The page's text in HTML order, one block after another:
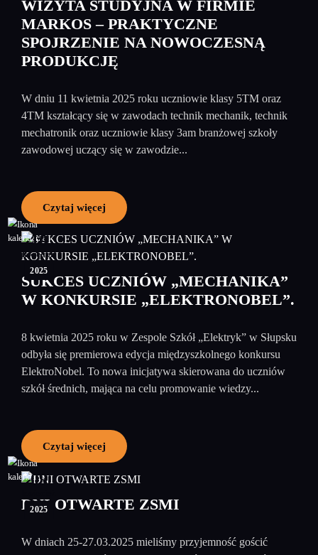
WIZYTA STUDYJNA W FIRMIE
MARKOS – PRAKTYCZNE
SPOJRZENIE NA NOWOCZESNĄ
PRODUKCJĘ
W dniu 11 kwietnia 2025 roku uczniowie klasy 5TM oraz
4TM kształcący się w zawodach technik mechanik, technik
mechatronik oraz uczniowie klasy 3am branżowej szkoły
zawodowej uczący się w zawodzie...
Czytaj więcej
10
kwiecień
2025
SUKCES UCZNIÓW „MECHANIKA”
W KONKURSIE „ELEKTRONOBEL”.
8 kwietnia 2025 roku w Zespole Szkół „Elektryk” w Słupsku
odbyła się premierowa edycja międzyszkolnego konkursu
ElektroNobel. To nowa inicjatywa skierowana do uczniów
szkół średnich, mająca na celu promowanie wiedzy...
Czytaj więcej
09
2025
DNI OTWARTE ZSMI
W dniach 25-27.03.2025 mieliśmy przyjemność gościć